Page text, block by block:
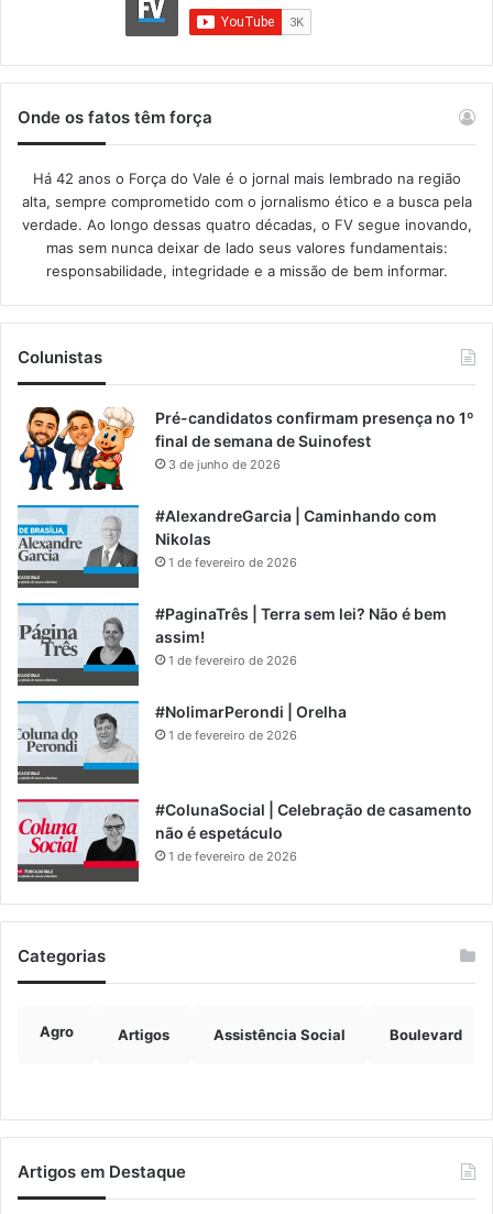
Onde os fatos têm força
Há 42 anos o Força do Vale é o jornal mais lembrado na região
alta, sempre comprometido com o jornalismo ético e a busca pela
verdade. Ao longo dessas quatro décadas, o FV segue inovando,
mas sem nunca deixar de lado seus valores fundamentais:
responsabilidade, integridade e a missão de bem informar.​
Colunistas
Pré-candidatos confirmam presença no 1º
final de semana de Suinofest
3 de junho de 2026
#AlexandreGarcia | Caminhando com
Nikolas
1 de fevereiro de 2026
#PaginaTrês | Terra sem lei? Não é bem
assim!
1 de fevereiro de 2026
#NolimarPerondi | Orelha
1 de fevereiro de 2026
#ColunaSocial | Celebração de casamento
não é espetáculo
1 de fevereiro de 2026
Categorias
Agro Artigos Assistência Social Boulevard
Artigos em Destaque